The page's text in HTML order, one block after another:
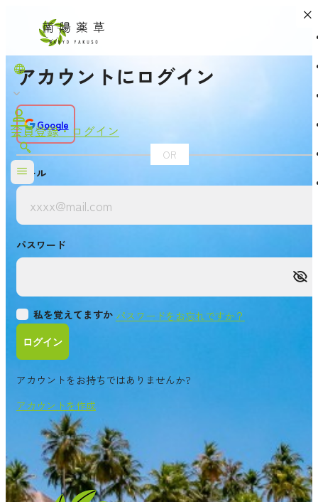
会員登録・ログイン
アカウントにログイン
Google
OR
メール
パスワード
私を覚えてますか パスワードをお忘れですか？
ログイン
アカウントをお持ちではありませんか?
アカウントを作成